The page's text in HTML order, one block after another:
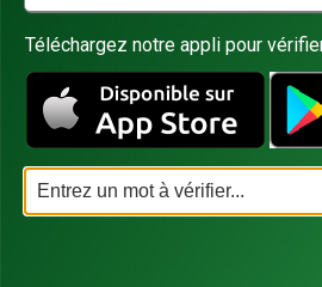
Téléchargez notre appli pour